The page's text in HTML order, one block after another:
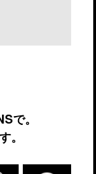
で。
。